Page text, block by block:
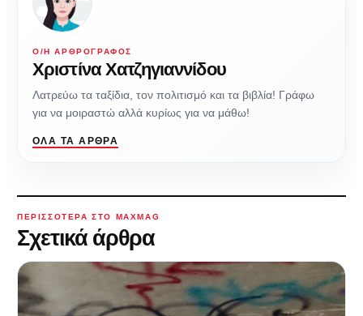
Ο/Η ΑΡΘΡΟΓΡΆΦΟΣ
Χριστίνα Χατζηγιαννίδου
Λατρεύω τα ταξίδια, τον πολιτισμό και τα βιβλία! Γράφω
για να μοιραστώ αλλά κυρίως για να μάθω!
ΌΛΑ ΤΑ ΆΡΘΡΑ
ΠΕΡΙΣΣΌΤΕΡΑ ΣΤΟ MAXMAG
Σχετικά άρθρα